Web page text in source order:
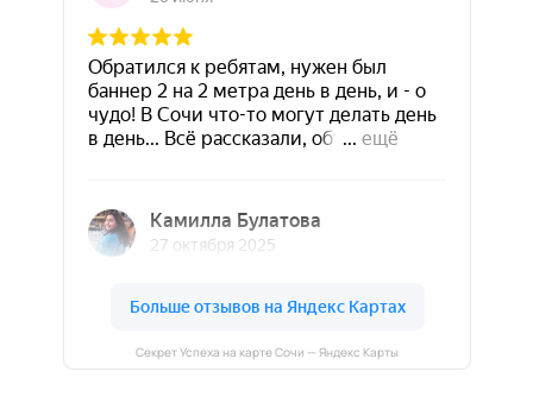
Секрет Успеха на карте Сочи — Яндекс Карты